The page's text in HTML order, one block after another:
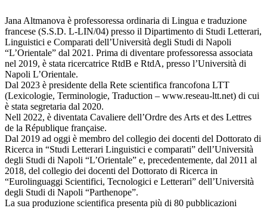
Jana Altmanova è professoressa ordinaria di Lingua e traduzione
francese (S.S.D. L-LIN/04) presso il Dipartimento di Studi Letterari,
Linguistici e Comparati dell’Università degli Studi di Napoli
“L’Orientale” dal 2021. Prima di diventare professoressa associata
nel 2019, è stata ricercatrice RtdB e RtdA, presso l’Università di
Napoli L’Orientale.
Dal 2023 è presidente della Rete scientifica francofona LTT
(Lexicologie, Terminologie, Traduction – www.reseau-ltt.net) di cui
è stata segretaria dal 2020.
Nell 2022, è diventata Cavaliere dell’Ordre des Arts et des Lettres
de la République française.
Dal 2019 ad oggi è membro del collegio dei docenti del Dottorato di
Ricerca in “Studi Letterari Linguistici e comparati” dell’Università
degli Studi di Napoli “L’Orientale” e, precedentemente, dal 2011 al
2018, del collegio dei docenti del Dottorato di Ricerca in
“Eurolinguaggi Scientifici, Tecnologici e Letterari” dell’Università
degli Studi di Napoli “Parthenope”.
La sua produzione scientifica presenta più di 80 pubblicazioni